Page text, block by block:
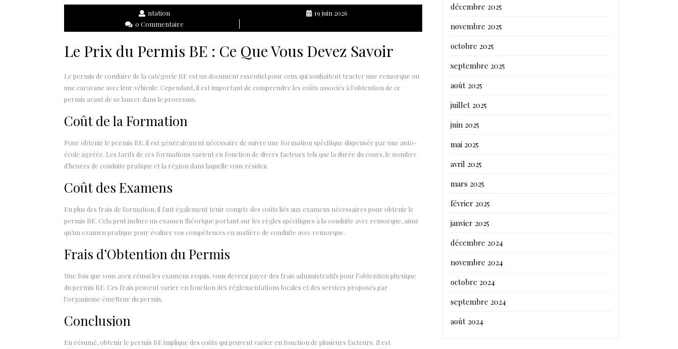
ntation
19 juin 2026
0 Commentaire
Le Prix du Permis BE : Ce Que Vous Devez Savoir
Le permis de conduire de la catégorie BE est un document essentiel pour ceux qui souhaitent tracter une remorque ou
une caravane avec leur véhicule. Cependant, il est important de comprendre les coûts associés à l’obtention de ce
permis avant de se lancer dans le processus.
Coût de la Formation
Pour obtenir le permis BE, il est généralement nécessaire de suivre une formation spécifique dispensée par une auto-
école agréée. Les tarifs de ces formations varient en fonction de divers facteurs tels que la durée du cours, le nombre
d’heures de conduite pratique et la région dans laquelle vous résidez.
Coût des Examens
En plus des frais de formation, il faut également tenir compte des coûts liés aux examens nécessaires pour obtenir le
permis BE. Cela peut inclure un examen théorique portant sur les règles spécifiques à la conduite avec remorque, ainsi
qu’un examen pratique pour évaluer vos compétences en matière de conduite avec remorque.
Frais d’Obtention du Permis
Une fois que vous avez réussi les examens requis, vous devrez payer des frais administratifs pour l’obtention physique
du permis BE. Ces frais peuvent varier en fonction des réglementations locales et des services proposés par
l’organisme émetteur du permis.
Conclusion
En résumé, obtenir le permis BE implique des coûts qui peuvent varier en fonction de plusieurs facteurs. Il est
décembre 2025
novembre 2025
octobre 2025
septembre 2025
août 2025
juillet 2025
juin 2025
mai 2025
avril 2025
mars 2025
février 2025
janvier 2025
décembre 2024
novembre 2024
octobre 2024
septembre 2024
août 2024